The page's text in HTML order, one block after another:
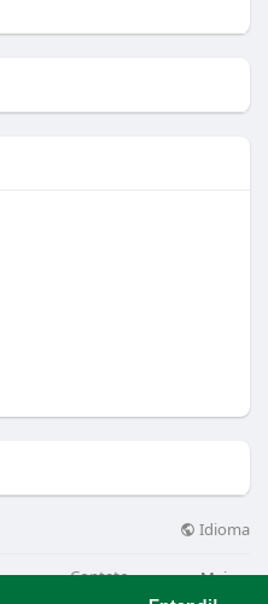
Idioma
Contato Mais